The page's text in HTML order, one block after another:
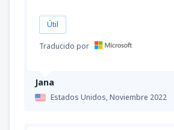
Jana
Estados Unidos,Noviembre 2022
Útil
Traducido por